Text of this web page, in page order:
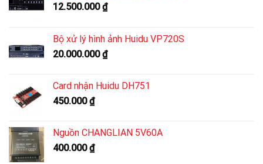
12.500.000₫
Bộ xử lý hình ảnh Huidu VP720S
20.000.000₫
Card nhận Huidu DH751
450.000₫
Nguồn CHANGLIAN 5V60A
400.000₫